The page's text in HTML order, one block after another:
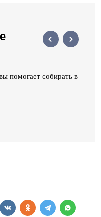
помогает собирать в